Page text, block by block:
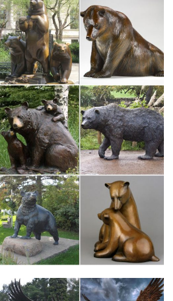
скульптур и статуэток…
животные в каталоге
и статуэток с доставкой по Москве,
в 1 клик. Статуэтка бронзовая
овчарки, спаниеля, мопса…
предлагает купить фигурки собак и
по России, Украине,
собак из фарфора были столь
семь слоников,
и достаток.
в интернет-магазине Dommio
корзину Статуэтки собак15861
с бантом» эк.294 руб.То есть,
можно по разным поводам, главное,
можно быстро и удобно в интернет
60.00 руб. Статуэтки собак купить…
1216 моделей в каталоге. Статуэтки